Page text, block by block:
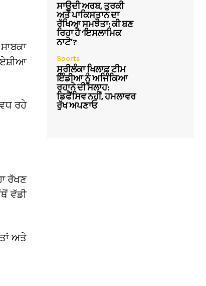
ਏਸ਼ੀਆ
ਰਹੇ
ਰੱਖਣ
ਵੱਡੀ
ਅਤੇ
ਸਾਊਦੀ ਅਰਬ, ਤੁਰਕੀ
ਅਤੇ ਪਾਕਿਸਤਾਨ ਦਾ
ਰੱਖਿਆ ਸਮਝੌਤਾ: ਕੀ ਬਣ
ਰਿਹਾ ਹੈ ‘ਇਸਲਾਮਿਕ
ਨਾਟੋ’?
Sports
ਸ੍ਰੀਲੰਕਾ ਖਿਲਾਫ਼ ਟੀਮ
ਇੰਡੀਆ ਨੂੰ ਅਜਿੰਕਿਆ
ਰਹਾਨੇ ਦੀ ਸਲਾਹ:
ਡਿਫੈਂਸਿਵ ਨਹੀਂ, ਹਮਲਾਵਰ
ਰੁੱਖ ਅਪਣਾਓ